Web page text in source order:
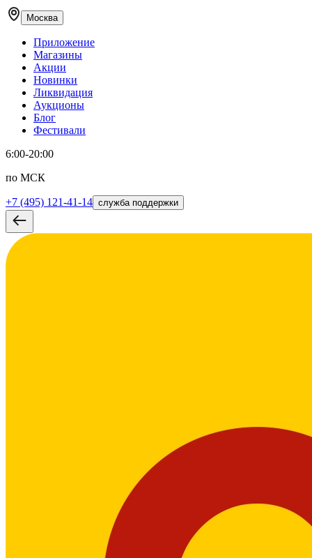
Москва
Приложение
Магазины
Акции
Новинки
Ликвидация
Аукционы
Блог
Фестивали
6:00-20:00
по МСК
+7 (495) 121-41-14 служба поддержки